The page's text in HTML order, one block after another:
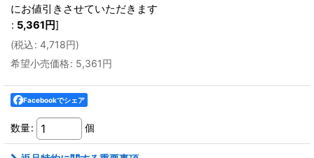
にお値引きさせていただきます
: 5,361 円]
(税込: 4,718円)
希望小売価格: 5,361円
Facebookでシェア
数量: 個